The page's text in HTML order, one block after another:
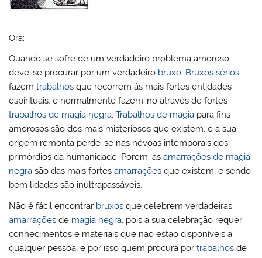
Ora:
Quando se sofre de um verdadeiro problema amoroso,
deve-se procurar por um verdadeiro bruxo. Bruxos sérios
fazemtrabalhos que recorrem ás mais fortes entidades
espirituais, e normalmente fazem-no através de fortes
trabalhos de magia negra.Trabalhos de magia para fins
amorosos são dos mais misteriosos que existem, e a sua
origem remonta perde-se nas névoas intemporais dos
primórdios da humanidade. Porem: asamarrações de magia
negra são das mais fortesamarrações que existem, e sendo
bem lidadas são inultrapassáveis.
Não é fácil encontrar bruxos que celebrem verdadeiras
amarrações de magia negra , pois a sua celebração requer
conhecimentos e materiais que não estão disponíveis a
qualquer pessoa, e por isso quem procura portrabalhos de